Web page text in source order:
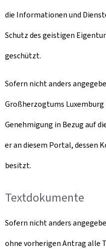
die Informationen und
Schutz des geistigen
geschützt.
Sofern nicht anders
Großherzogtums
Genehmigung in Bezug auf
er an diesem Portal, dessen
besitzt.
Textdokumente
Sofern nicht anders
ohne vorherigen Antrag alle